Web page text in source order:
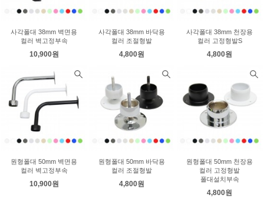
사각폴대 38mm 벽면용
컬러 벽고정부속
10,900원
사각폴대 38mm 바닥용
컬러 조절형발
4,800원
사각폴대 38mm 천장용
컬러 고정형발S
4,800원
원형폴대 50mm 벽면용
컬러 벽고정부속
10,900원
원형폴대 50mm 바닥용
컬러 조절형발
4,800원
원형폴대 50mm 천장용
컬러 고정형발
폴대설치부속
4,800원